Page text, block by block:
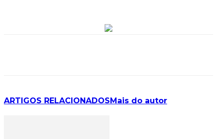
ARTIGOS RELACIONADOSMais do autor